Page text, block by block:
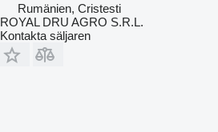
Rumänien, Cristesti
ROYAL DRU AGRO S.R.L.
Kontakta säljaren